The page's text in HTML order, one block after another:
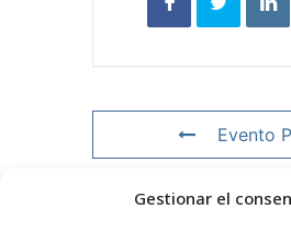
Gestionar el
Evento
Evento NXT